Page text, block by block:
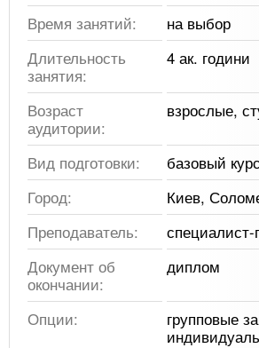
Время занятий:
на выбор
Длительность
занятия:
4 ак. години
Возраст
аудитории:
взрослые,
Вид подготовки:
базовый курс
Город:
Киев,
Преподаватель:
специалист-
Документ об
окончании:
диплом
Опции:
групповые